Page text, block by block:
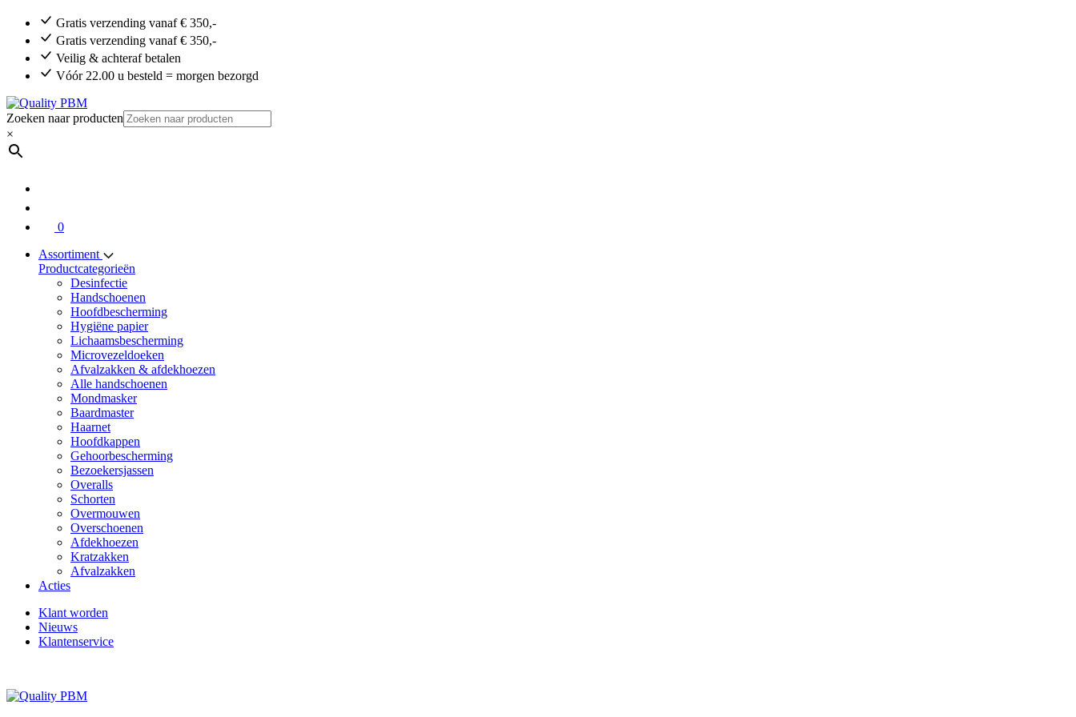
Gratis verzending vanaf € 350,-
Gratis verzending vanaf € 350,-
Veilig & achteraf betalen
Vóór 22.00 u besteld = morgen bezorgd
Zoeken naar producten
×
0
Assortiment
Productcategorieën
Desinfectie
Handschoenen
Hoofdbescherming
Hygiëne papier
Lichaamsbescherming
Microvezeldoeken
Afvalzakken & afdekhoezen
Alle handschoenen
Mondmasker
Baardmaster
Haarnet
Hoofdkappen
Gehoorbescherming
Bezoekersjassen
Overalls
Schorten
Overmouwen
Overschoenen
Afdekhoezen
Kratzakken
Afvalzakken
Acties
Klant worden
Nieuws
Klantenservice